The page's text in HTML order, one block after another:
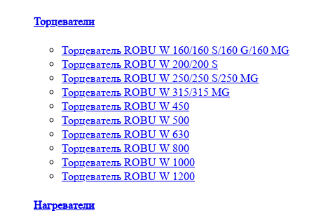
Торцеватели
Торцеватель ROBU W 160/160 S/160 G/160 MG
Торцеватель ROBU W 200/200 S
Торцеватель ROBU W 250/250 S/250 MG
Торцеватель ROBU W 315/315 MG
Торцеватель ROBU W 450
Торцеватель ROBU W 500
Торцеватель ROBU W 630
Торцеватель ROBU W 800
Торцеватель ROBU W 1000
Торцеватель ROBU W 1200
Нагреватели